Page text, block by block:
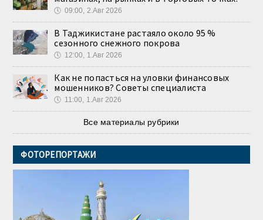
🕔 09:00, 2.Авг 2026
В Таджикистане растаяло около 95 %
сезонного снежного покрова
🕔 12:00, 1.Авг 2026
Как не попасться на уловки финансовых
мошенников? Советы специалиста
🕔 11:00, 1.Авг 2026
Все материалы рубрики
ФОТОРЕПОРТАЖИ